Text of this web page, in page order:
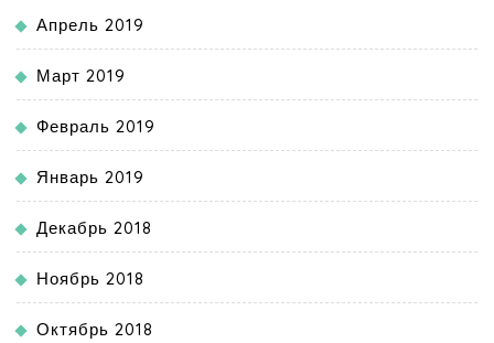
Апрель 2019
Март 2019
Февраль 2019
Январь 2019
Декабрь 2018
Ноябрь 2018
Октябрь 2018